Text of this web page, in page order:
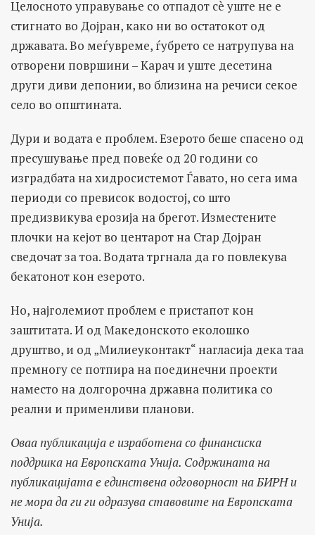
Целосното управување со отпадот сè уште не е
стигнато во Дојран, како ни во остатокот од
државата. Во меѓувреме, ѓубрето се натрупува на
отворени површини – Карач и уште десетина
други диви депонии, во близина на речиси секое
село во општината.
Дури и водата е проблем. Езерото беше спасено од
пресушување пред повеќе од 20 години со
изградбата на хидросистемот Ѓавато, но сега има
периоди со превисок водостој, со што
предизвикува ерозија на брегот. Изместените
плочки на кејот во центарот на Стар Дојран
сведочат за тоа. Водата тргнала да го повлекува
бекатонот кон езерото.
Но, најголемиот проблем е пристапот кон
заштитата. И од Македонското еколошко
друштво, и од „Милиеуконтакт“ нагласија дека таа
премногу се потпира на поединечни проекти
наместо на долгорочна државна политика со
реални и применливи планови.
Оваа публикација е изработена со финансиска
поддршка на Европската Унија. Содржината на
публикацијата е единствена одговорност на БИРН и
не мора да ги ги одразува ставовите на Европската
Унија.